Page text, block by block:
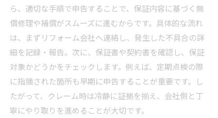
ら、適切な手順で申告することで、保証内容に基づく無
償修理や補償がスムーズに進むからです。具体的な流れ
は、まずリフォーム会社へ連絡し、発生した不具合の詳
細を記録・報告。次に、保証書や契約書を確認し、保証
対象かどうかをチェックします。例えば、定期点検の際
に指摘された箇所も早期に申告することが重要です。し
たがって、クレーム時は冷静に証拠を揃え、会社側と丁
寧にやり取りを進めることが大切です。